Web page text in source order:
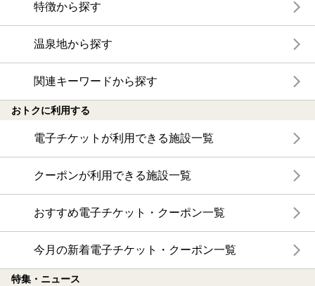
特徴から探す
温泉地から探す
関連キーワードから探す
おトクに利用する
電子チケットが利用できる施設一覧
クーポンが利用できる施設一覧
おすすめ電子チケット・クーポン一覧
今月の新着電子チケット・クーポン一覧
特集・ニュース